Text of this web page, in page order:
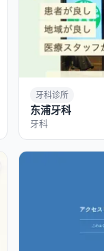
牙科诊所
东浦牙科
牙科